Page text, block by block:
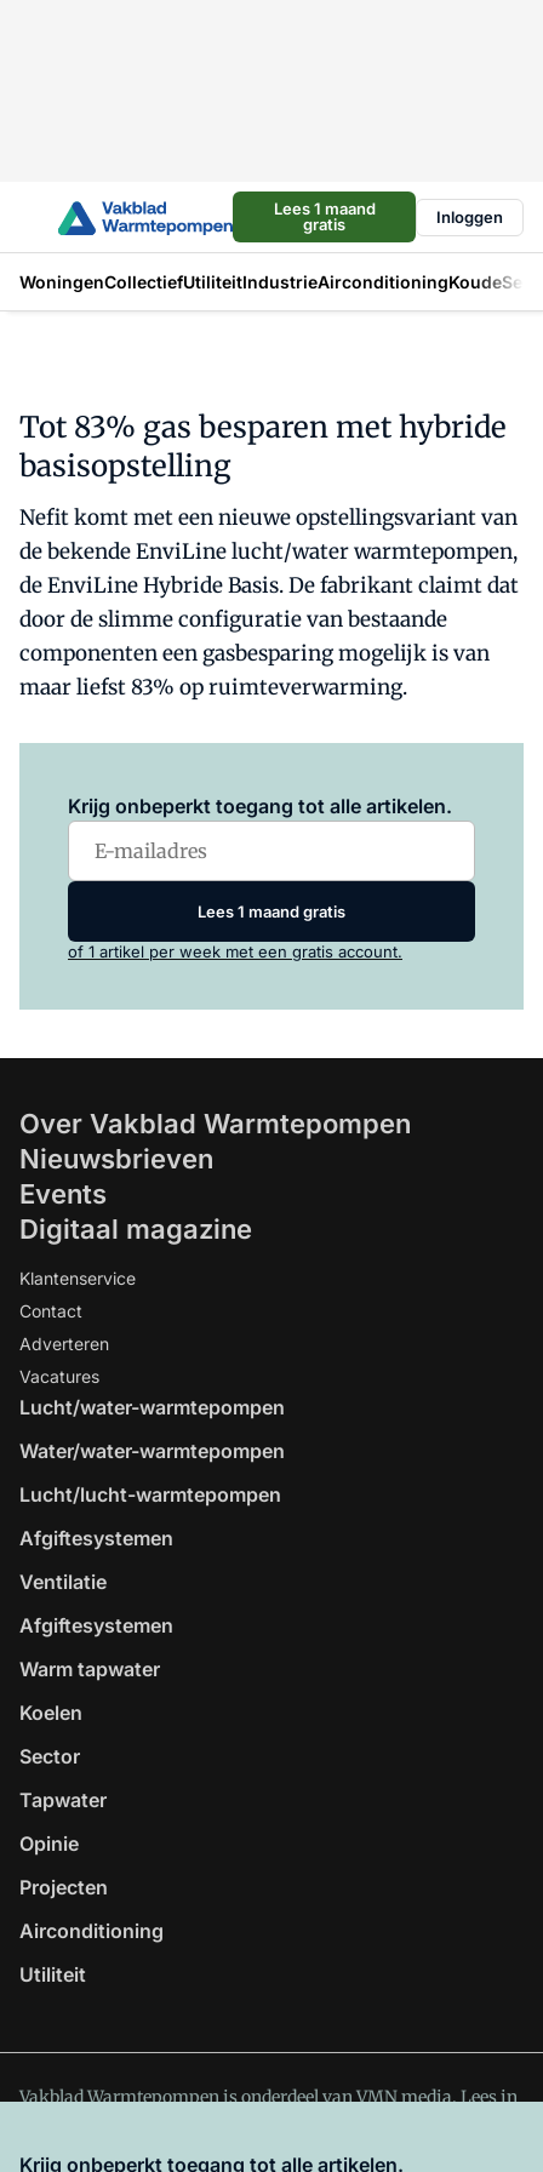
Lees 1 maand
gratis
Inloggen
WoningenCollectiefUtiliteitIndustrieAirconditioningKoude
Tot 83% gas besparen met hybride
basisopstelling
Nefit komt met een nieuwe opstellingsvariant van
de bekende EnviLine lucht/water warmtepompen,
de EnviLine Hybride Basis. De fabrikant claimt dat
door de slimme configuratie van bestaande
componenten een gasbesparing mogelijk is van
maar liefst 83% op ruimteverwarming.
Krijg onbeperkt toegang tot alle artikelen.
Lees 1 maand gratis
of 1 artikel per week met een gratis account.
Over Vakblad Warmtepompen
Nieuwsbrieven
Events
Digitaal magazine
Klantenservice
Contact
Adverteren
Vacatures
Lucht/water-warmtepompen
Water/water-warmtepompen
Lucht/lucht-warmtepompen
Afgiftesystemen
Ventilatie
Afgiftesystemen
Warm tapwater
Koelen
Sector
Tapwater
Opinie
Projecten
Airconditioning
Utiliteit
Vakblad Warmtepompen is onderdeel van VMN media. Lees in
deze site zijn de volgende regelingen van toepassing:
Krijg onbeperkt toegang tot alle artikelen.